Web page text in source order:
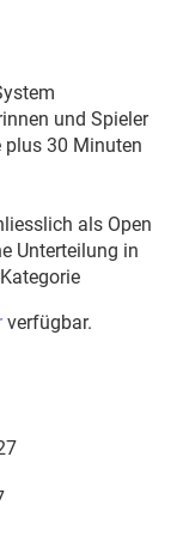
und Spieler
plus 30 Minuten
als Open
Unterteilung in
verfügbar.